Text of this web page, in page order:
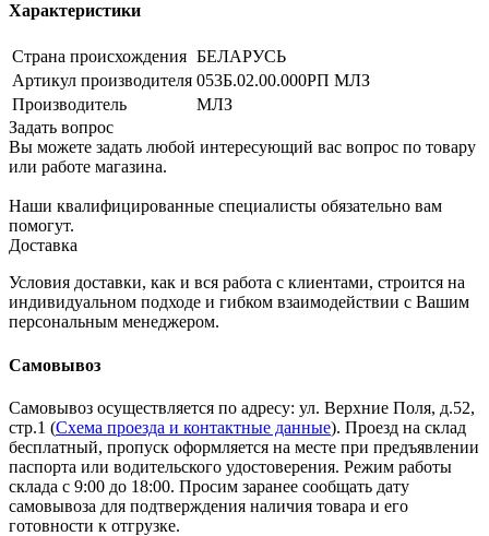
Характеристики
Страна происхождения БЕЛАРУСЬ
Артикул производителя 053Б.02.00.000РП МЛЗ
Производитель
МЛЗ
Задать вопрос
Вы можете задать любой интересующий вас вопрос по товару
или работе магазина.
Наши квалифицированные специалисты обязательно вам
помогут.
Доставка
Условия доставки, как и вся работа с клиентами, строится на
индивидуальном подходе и гибком взаимодействии с Вашим
персональным менеджером.
Самовывоз
Самовывоз осуществляется по адресу: ул. Верхние Поля, д.52,
стр.1 (Схема проезда и контактные данные). Проезд на склад
бесплатный, пропуск оформляется на месте при предъявлении
паспорта или водительского удостоверения. Режим работы
склада с 9:00 до 18:00. Просим заранее сообщать дату
самовывоза для подтверждения наличия товара и его
готовности к отгрузке.